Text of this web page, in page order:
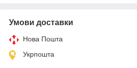
Умови доставки
Нова Пошта
Укрпошта